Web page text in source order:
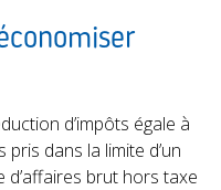
d’impôts égale à
dans la limite d’un
brut hors taxe